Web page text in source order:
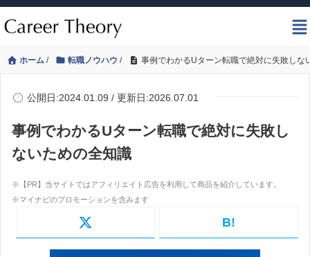
ホーム / 転職ノウハウ / 事例でわかるUターン転職で絶対に失敗しな
公開日:2024.01.09 / 更新日:2026.07.01
事例でわかるUターン転職で絶対に失敗し
ないための全知識
B!